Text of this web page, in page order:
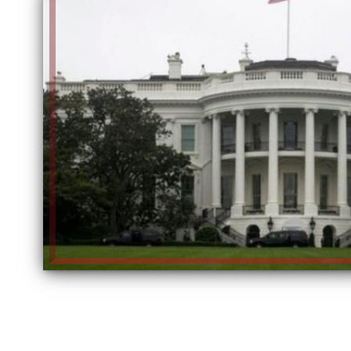
إلهام شرشر تكتب: دي مبقتش كورة..
دي سياسة
السيسي بعيد ميلاده وتُشيد بجهوده
في بناء الدولة